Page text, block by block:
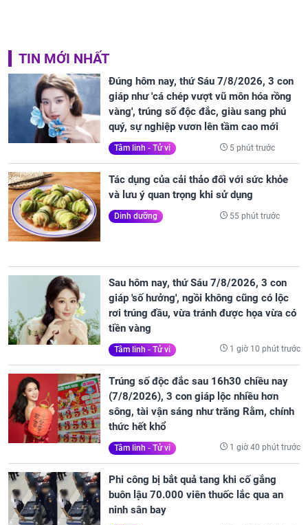
TIN MỚI NHẤT
Đúng hôm nay, thứ Sáu 7/8/2026, 3 con
giáp như 'cá chép vượt vũ môn hóa rồng
vàng', trúng số độc đắc, giàu sang phú
quý, sự nghiệp vươn lên tầm cao mới
Tâm linh - Tử vi 5 phút trước
Tác dụng của cải thảo đối với sức khỏe
và lưu ý quan trọng khi sử dụng
Dinh dưỡng 55 phút trước
Sau hôm nay, thứ Sáu 7/8/2026, 3 con
giáp 'số hưởng', ngồi không cũng có lộc
rơi trúng đầu, vừa tránh được họa vừa có
tiền vàng
Tâm linh - Tử vi 1 giờ 10 phút trước
Trúng số độc đắc sau 16h30 chiều nay
(7/8/2026), 3 con giáp lộc nhiều hơn
sông, tài vận sáng như trăng Rằm, chính
thức hết khổ
Tâm linh - Tử vi 1 giờ 40 phút trước
Phi công bị bắt quả tang khi cố gắng
buôn lậu 70.000 viên thuốc lắc qua an
ninh sân bay